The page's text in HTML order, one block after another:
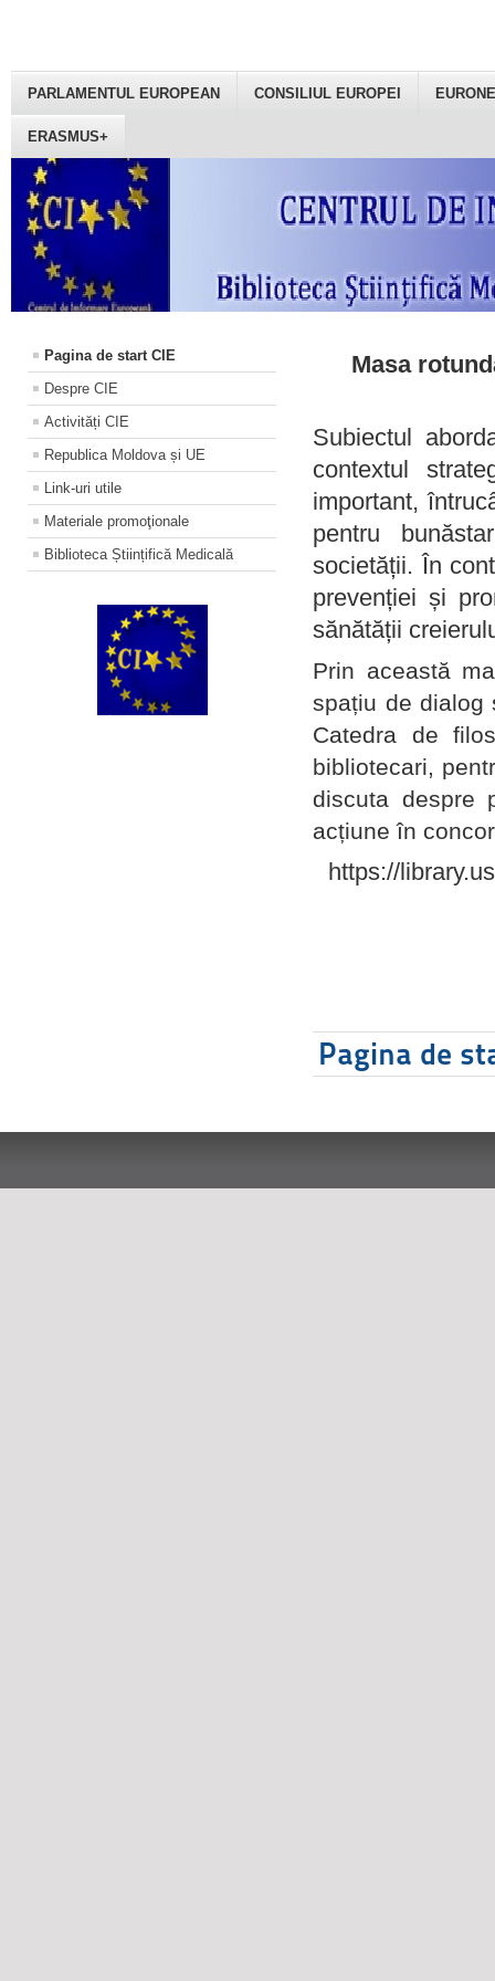
PARLAMENTUL EUROPEAN CONSILIUL EUROPEI
ERASMUS+
Pagina de start CIE
Despre CIE
Activități CIE
Republica Moldova și UE
Link-uri utile
Materiale promoţionale
Biblioteca Științifică Medicală
Masa
Subiectul
contextul
important,
pentru
societății. În
prevenției și
sănătății
Prin această
spațiu de dialog
Catedra de
bibliotecari,
discuta despre
acțiune în
https://
Pagina de